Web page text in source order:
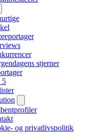
stjerner
5
og privatlivspolitik